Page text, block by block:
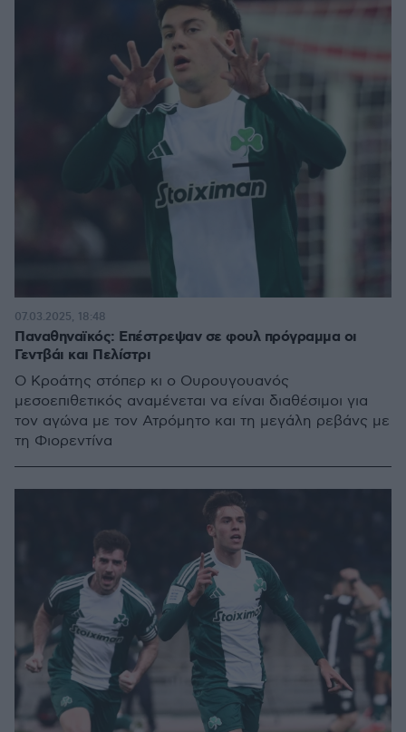
Παναθηναϊκός: Επέστρεψαν σε φουλ πρόγραμμα οι
Γεντβάι και Πελίστρι
Ο Κροάτης στόπερ κι ο Ουρουγουανός
μεσοεπιθετικός αναμένεται να είναι διαθέσιμοι για
τον αγώνα με τον Ατρόμητο και τη μεγάλη ρεβάνς με
τη Φιορεντίνα
07.03.2025, 18:48